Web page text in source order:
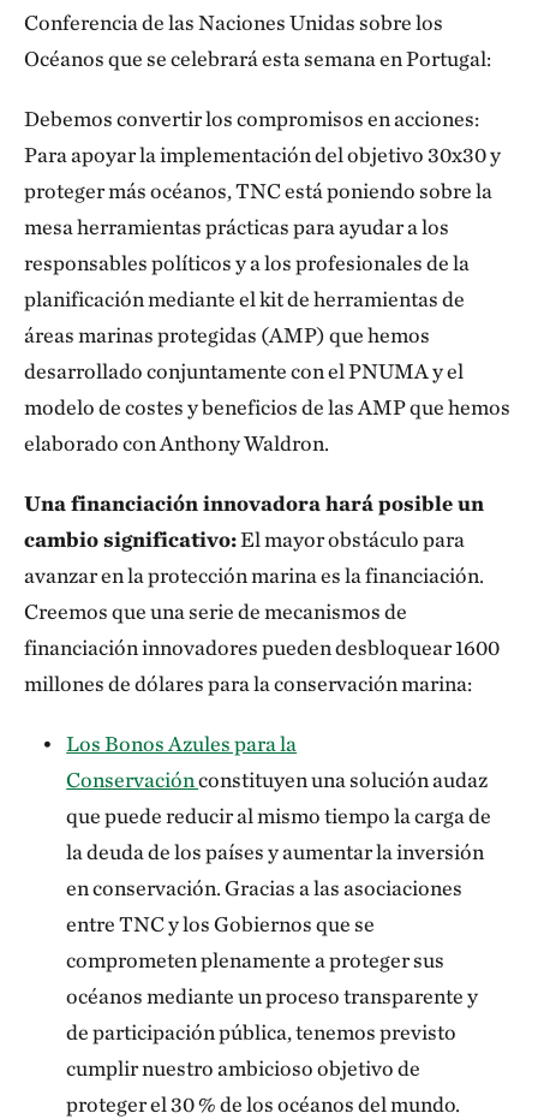
Conferencia de las Naciones Unidas sobre los
Océanos que se celebrará esta semana en Portugal:
Debemos convertir los compromisos en acciones:
Para apoyar la implementación del objetivo 30x30 y
proteger más océanos, TNC está poniendo sobre la
mesa herramientas prácticas para ayudar a los
responsables políticos y a los profesionales de la
planificación mediante el kit de herramientas de
áreas marinas protegidas (AMP) que hemos
desarrollado conjuntamente con el PNUMA y el
modelo de costes y beneficios de las AMP que hemos
elaborado con Anthony Waldron.
Una financiación innovadora hará posible un
cambio significativo:El mayor obstáculo para
avanzar en la protección marina es la financiación.
Creemos que una serie de mecanismos de
financiación innovadores pueden desbloquear 1600
millones de dólares para la conservación marina:
Los Bonos Azules para la
Conservaciónconstituyen una solución audaz
que puede reducir al mismo tiempo la carga de
la deuda de los países y aumentar la inversión
en conservación. Gracias a las asociaciones
entre TNC y los Gobiernos que se
comprometen plenamente a proteger sus
océanos mediante un proceso transparente y
de participación pública, tenemos previsto
cumplir nuestro ambicioso objetivo de
proteger el 30 % de los océanos del mundo.